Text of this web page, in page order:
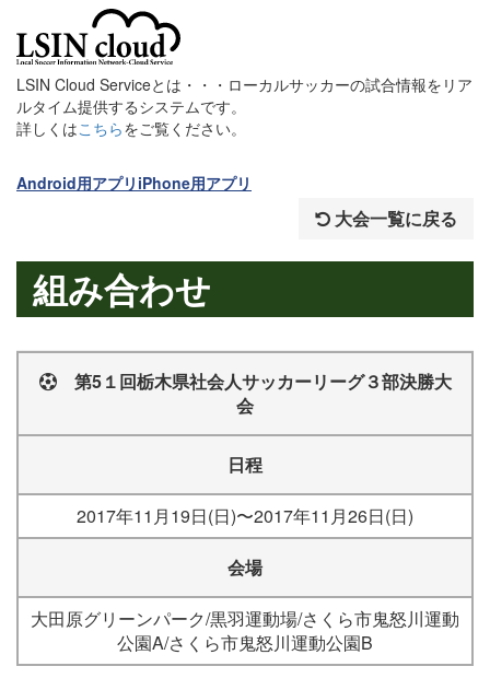
LSIN Cloud Serviceとは・・・ローカルサッカーの試合情報をリア
ルタイム提供するシステムです。
詳しくはこちらをご覧ください。
Android用アプリ iPhone用アプリ
大会一覧に戻る
組み合わせ
第5１回栃木県社会人サッカーリーグ３部決勝大
会
日程
2017年11月19日(日)〜2017年11月26日(日)
会場
大田原グリーンパーク/黒羽運動場/さくら市鬼怒川運動
公園A/さくら市鬼怒川運動公園B